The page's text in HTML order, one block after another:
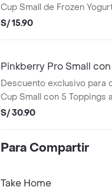
Cup Small de Frozen
Toppings a elección (5 oz)
S/ 15.90
Pinkberry Pro Small
Descuento exclusivo para
Cup Small con 5 Toppings
oz) + 8 Bombones sabor a
S/ 30.90
Para Compartir
Take Home